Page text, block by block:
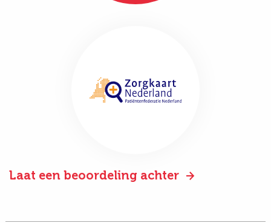
Laat een beoordeling achter